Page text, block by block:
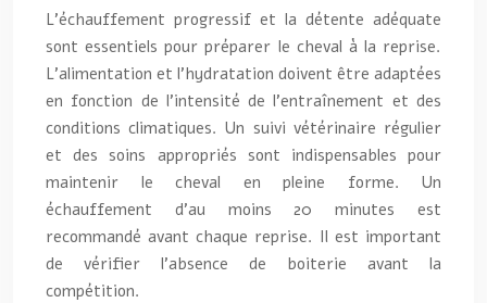
L’échauffement progressif et la détente adéquate
sont essentiels pour préparer le cheval à la reprise.
L’alimentation et l’hydratation doivent être adaptées
en fonction de l’intensité de l’entraînement et des
conditions climatiques. Un suivi vétérinaire régulier
et des soins appropriés sont indispensables pour
maintenir le cheval en pleine forme. Un
échauffement d’au moins 20 minutes est
recommandé avant chaque reprise. Il est important
de vérifier l’absence de boiterie avant la
compétition.